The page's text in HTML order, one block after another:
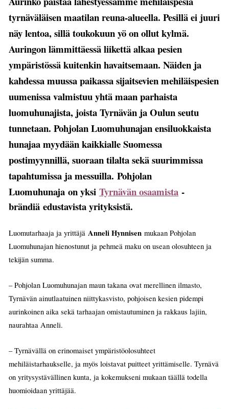
tyrnäväläisen maatilan reuna-alueella. Pesillä ei juuri
näy lentoa, sillä toukokuun yö on ollut kylmä.
Auringon lämmittäessä liikettä alkaa pesien
ympäristössä kuitenkin havaitsemaan. Näiden ja
kahdessa muussa paikassa sijaitsevien mehiläispesien
uumenissa valmistuu yhtä maan parhaista
luomuhunajista, joista Tyrnävän ja Oulun seutu
tunnetaan. Pohjolan Luomuhunajan ensiluokkaista
hunajaa myydään kaikkialle Suomessa
postimyynnillä, suoraan tilalta sekä suurimmissa
tapahtumissa ja messuilla. Pohjolan
Luomuhunaja on yksi Tyrnävän osaamista -
brändiä edustavista yrityksistä.
Luomutarhaaja ja yrittäjä Anneli Hynnisen mukaan Pohjolan
Luomuhunajan hienostunut ja pehmeä maku on usean olosuhteen ja
tekijän summa.
– Pohjolan Luomuhunajan maun takana ovat merellinen ilmasto,
Tyrnävän ainutlaatuinen niittykasvisto, pohjoisen kesien pidempi
aurinkoinen aika sekä tarhaajan omistautuminen ja rakkaus lajiin,
naurahtaa Anneli.
– Tyrnävällä on erinomaiset ympäristöolosuhteet
mehiläistarhaukselle, ja myös loistavat puitteet yrittämiselle. Tyrnävä
on yritysystävällinen kunta, ja kokemukseni mukaan täällä todella
huomioidaan yrittäjää.